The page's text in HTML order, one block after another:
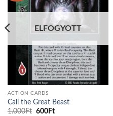
ELFOGYOTT
ACTION CARDS
Call the Great Beast
1.000Ft Original
600FtCurrent